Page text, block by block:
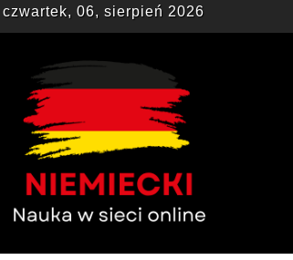
czwartek, 06, sierpień 2026